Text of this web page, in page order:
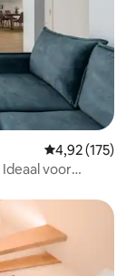
Gemiddelde
4,92 (175)
voor